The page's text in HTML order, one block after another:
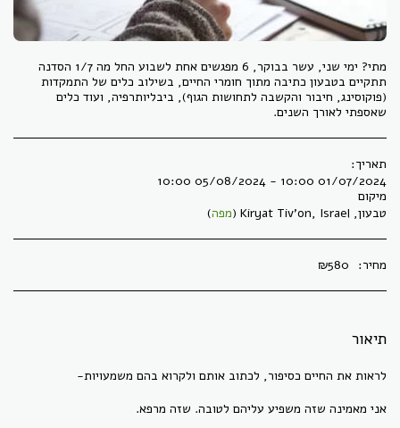
מתי? ימי שני, עשר בבוקר, 6 מפגשים אחת לשבוע החל מה 1/7 הסדנה
תתקיים בטבעון כתיבה מתוך חומרי החיים, בשילוב כלים של התמקדות
(פוקוסינג, חיבור והקשבה לתחושות הגוף), ביבליותרפיה, ועוד כלים
שאספתי לאורך השנים.
תאריך:
01/07/2024 10:00 - 05/08/2024 10:00
מיקום
טבעון, Kiryat Tiv'on, Israel (
מפה)
מחיר: ₪580
תיאור
לראות את החיים כסיפור, לכתוב אותם ולקרוא בהם משמעויות-
אני מאמינה שזה משפיע עליהם לטובה. שזה מרפא.